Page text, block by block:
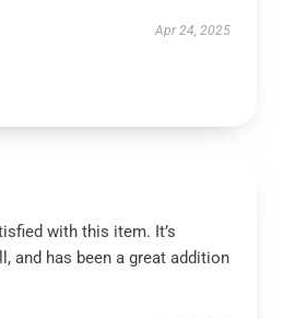
Apr 24, 2025
with this item. It’s
and has been a great addition